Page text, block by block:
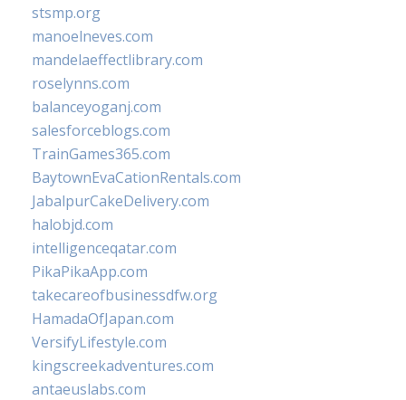
stsmp.org
manoelneves.com
mandelaeffectlibrary.com
roselynns.com
balanceyoganj.com
salesforceblogs.com
TrainGames365.com
BaytownEvaCationRentals.com
JabalpurCakeDelivery.com
halobjd.com
intelligenceqatar.com
PikaPikaApp.com
takecareofbusinessdfw.org
HamadaOfJapan.com
VersifyLifestyle.com
kingscreekadventures.com
antaeuslabs.com